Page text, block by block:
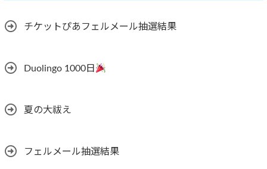
チケットぴあフェルメール抽選結果
Duolingo 1000日
夏の大祓え
フェルメール抽選結果